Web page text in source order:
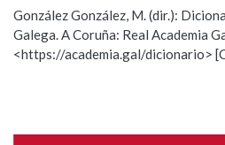
BUSCAR NO CONTIDO
Nas definicións
Nome
González González, M. (dir.):
Galega. A Coruña: Real Academia
<https://academia.gal/dicionario>